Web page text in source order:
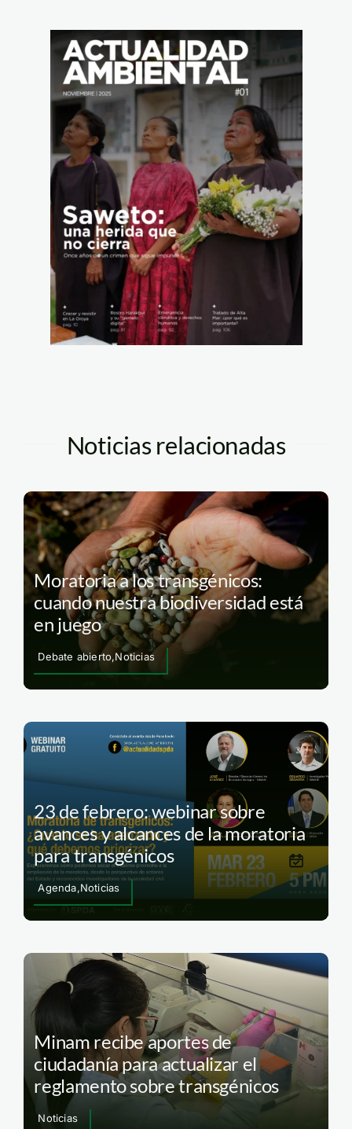
Noticias relacionadas
Moratoria a los transgénicos:
cuando nuestra biodiversidad está
en juego
Debate abierto,Noticias
23 de febrero: webinar sobre
avances y alcances de la moratoria
para transgénicos
Agenda,Noticias
Minam recibe aportes de
ciudadanía para actualizar el
reglamento sobre transgénicos
Noticias